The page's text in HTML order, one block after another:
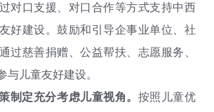
对口支援、对口合作等方式支持中西
好建设。鼓励和引导企事业单位、社
过慈善捐赠、公益帮扶、志愿服务、
与儿童友好建设。
制定充分考虑儿童视角。
按照儿童优